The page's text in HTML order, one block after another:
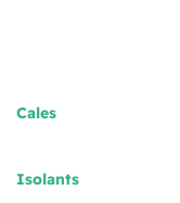
Cales
Isolants